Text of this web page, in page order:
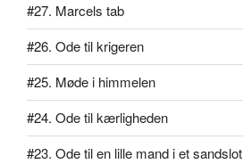
#27. Marcels tab
#26. Ode til krigeren
#25. Møde i himmelen
#24. Ode til kærligheden
#23. Ode til en lille mand i et sandslot